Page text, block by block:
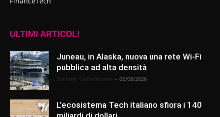
ULTIMI ARTICOLI
Juneau, in Alaska, nuova una rete Wi-Fi
pubblica ad alta densità
- 06/08/2026
L’ecosistema Tech italiano sfiora i 140